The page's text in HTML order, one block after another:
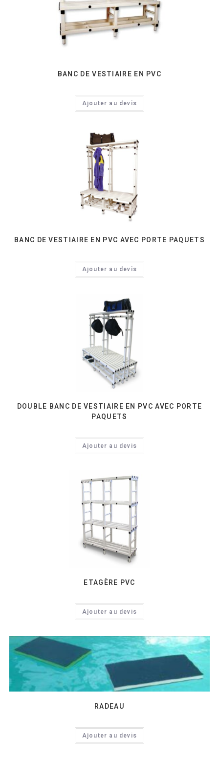
BANC DE VESTIAIRE EN PVC
Ajouter au devis
BANC DE VESTIAIRE EN PVC AVEC PORTE PAQUETS
Ajouter au devis
DOUBLE BANC DE VESTIAIRE EN PVC AVEC PORTE
PAQUETS
Ajouter au devis
ETAGÈRE PVC
Ajouter au devis
RADEAU
Ajouter au devis